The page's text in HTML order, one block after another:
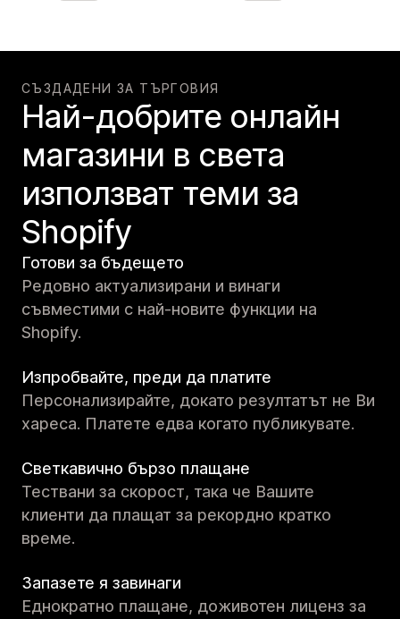
СЪЗДАДЕНИ ЗА ТЪРГОВИЯ
Най-добрите онлайн
магазини в света
използват теми за
Shopify
Готови за бъдещето
Редовно актуализирани и винаги
съвместими с най-новите функции на
Shopify.
Изпробвайте, преди да платите
Персонализирайте, докато резултатът не Ви
хареса. Платете едва когато публикувате.
Светкавично бързо плащане
Тествани за скорост, така че Вашите
клиенти да плащат за рекордно кратко
време.
Запазете я завинаги
Еднократно плащане, доживотен лиценз за